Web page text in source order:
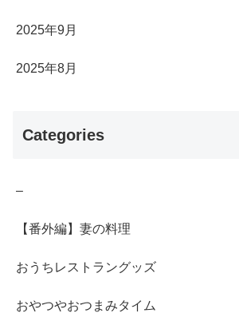
2025年9月
2025年8月
Categories
–
【番外編】妻の料理
おうちレストラングッズ
おやつやおつまみタイム